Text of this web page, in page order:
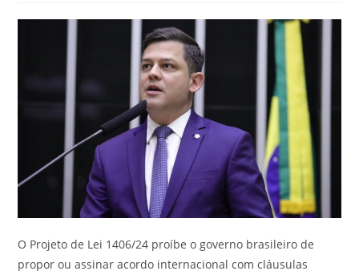
O Projeto de Lei 1406/24 proíbe o governo brasileiro de
propor ou assinar acordo internacional com cláusulas